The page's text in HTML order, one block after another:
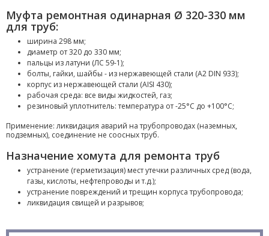
Муфта ремонтная одинарная Ø 320-330 мм
для труб:
ширина 298 мм;
диаметр от 320 до 330 мм;
пальцы из латуни (ЛС 59-1);
болты, гайки, шайбы - из нержавеющей стали (A2 DIN 933);
корпус из нержавеющей стали (AISI 430);
рабочая среда: все виды жидкостей, газ;
резиновый уплотнитель: температура от -25°С до +100°С;
Применение: ликвидация аварий на трубопроводах (наземных,
подземных), соединение не соосных труб.
Назначение хомута для ремонта труб
устранение (герметизация) мест утечки различных сред (вода,
газы, кислоты, нефтепроводы и т.д.);
устранение повреждений и трещин корпуса трубопровода;
ликвидация свищей и разрывов;